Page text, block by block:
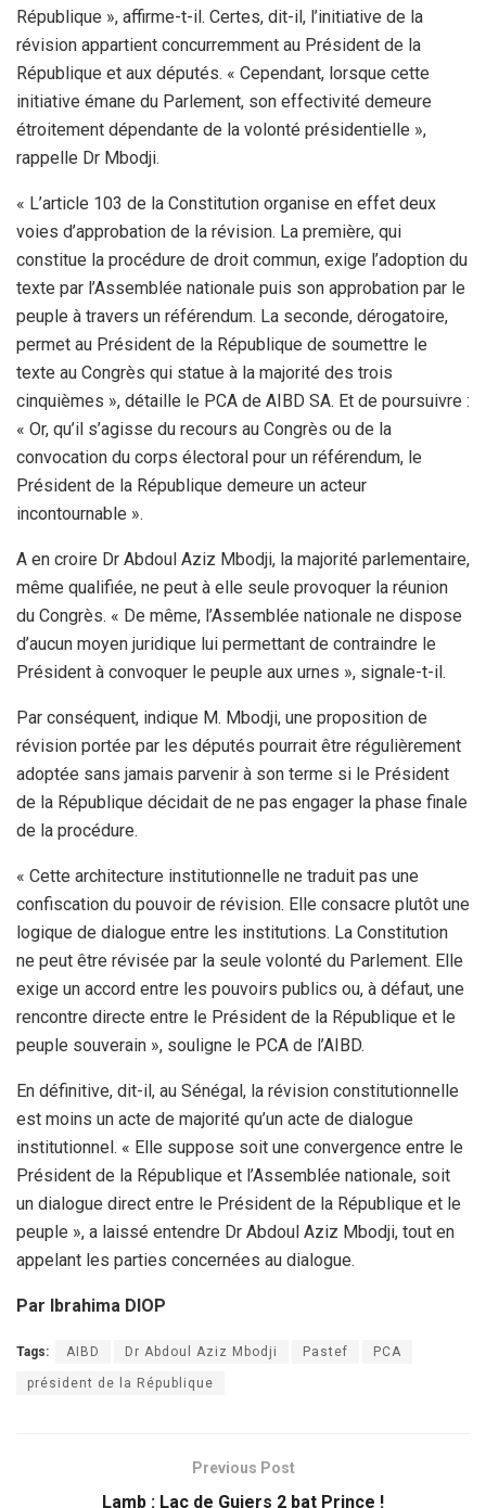
République », affirme-t-il. Certes, dit-il, l’initiative de la
révision appartient concurremment au Président de la
République et aux députés. « Cependant, lorsque cette
initiative émane du Parlement, son effectivité demeure
étroitement dépendante de la volonté présidentielle »,
rappelle Dr Mbodji.
« L’article 103 de la Constitution organise en effet deux
voies d’approbation de la révision. La première, qui
constitue la procédure de droit commun, exige l’adoption du
texte par l’Assemblée nationale puis son approbation par le
peuple à travers un référendum. La seconde, dérogatoire,
permet au Président de la République de soumettre le
texte au Congrès qui statue à la majorité des trois
cinquièmes », détaille le PCA de AIBD SA. Et de poursuivre :
« Or, qu’il s’agisse du recours au Congrès ou de la
convocation du corps électoral pour un référendum, le
Président de la République demeure un acteur
incontournable ».
A en croire Dr Abdoul Aziz Mbodji, la majorité parlementaire,
même qualifiée, ne peut à elle seule provoquer la réunion
du Congrès. « De même, l’Assemblée nationale ne dispose
d’aucun moyen juridique lui permettant de contraindre le
Président à convoquer le peuple aux urnes », signale-t-il.
Par conséquent, indique M. Mbodji, une proposition de
révision portée par les députés pourrait être régulièrement
adoptée sans jamais parvenir à son terme si le Président
de la République décidait de ne pas engager la phase finale
de la procédure.
« Cette architecture institutionnelle ne traduit pas une
confiscation du pouvoir de révision. Elle consacre plutôt une
logique de dialogue entre les institutions. La Constitution
ne peut être révisée par la seule volonté du Parlement. Elle
exige un accord entre les pouvoirs publics ou, à défaut, une
rencontre directe entre le Président de la République et le
peuple souverain », souligne le PCA de l’AIBD.
En définitive, dit-il, au Sénégal, la révision constitutionnelle
est moins un acte de majorité qu’un acte de dialogue
institutionnel. « Elle suppose soit une convergence entre le
Président de la République et l’Assemblée nationale, soit
un dialogue direct entre le Président de la République et le
peuple », a laissé entendre Dr Abdoul Aziz Mbodji, tout en
appelant les parties concernées au dialogue.
Par Ibrahima DIOP
Tags: AIBD Dr Abdoul Aziz Mbodji Pastef PCA
président de la République
Previous Post
Lamb : Lac de Guiers 2 bat Prince !